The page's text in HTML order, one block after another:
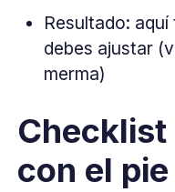
Resultado:
debes ajustar
merma)
con el